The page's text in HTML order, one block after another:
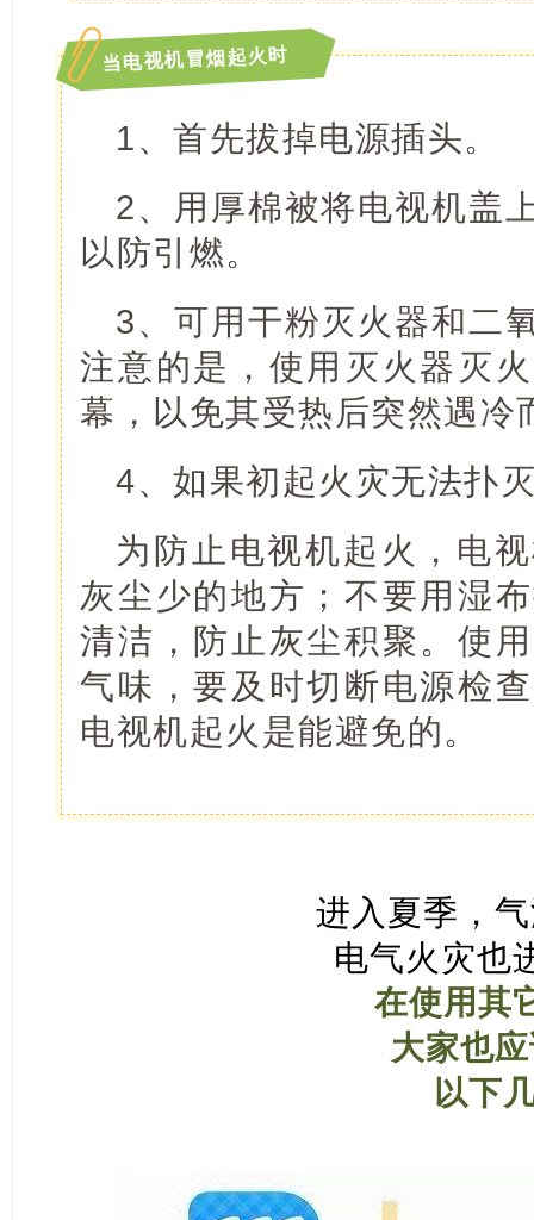
当电视机冒烟起火时
1、首先拔掉电源插头。
2、用厚棉被将电视机盖
以防引燃。
3、可用干粉灭火器和二
注意的是，使用灭火器灭
幕，以免其受热后突然遇冷
4、如果初起火灾无法扑
为防止电视机起火，电
灰尘少的地方；不要用湿
清洁，防止灰尘积聚。使
气味，要及时切断电源检
电视机起火是能避免的。
进入夏季，
电气火灾也
在使用其
大家也
以下